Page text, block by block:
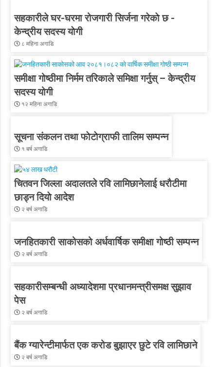
सहकारीले घर-घरमा रोजगारी सिर्जना गरेकाे छ -
केन्द्रीय सदस्य याेगी
८ महिना अगाडि
समीक्षा गोष्ठीमा निर्मम तरिकाले समिक्षा गर्नुस् – केन्द्रीय
सदस्य योगी
१२ महिना अगाडि
सूचना संकलन तथा फाेटाेग्राफी तालिम सम्पन्न
१ बर्ष अगाडि
चितवन जिल्ला अदालतले रवि लामिछानेलाई धरौटीमा
छाड्न दियाे आदेश
२ बर्ष अगाडि
जनहितकारी साकोसको अर्धवार्षिक समीक्षा गोष्ठी सम्पन्न
२ बर्ष अगाडि
सहकारीसम्बन्धी अध्यादेशमा प्रधानमन्त्रीसमक्ष सुझाव
पेस
२ बर्ष अगाडि
बैंक ग्यारेन्टीमार्फत एक करोड बुझाएर छुटे रवि लामिछाने
२ बर्ष अगाडि